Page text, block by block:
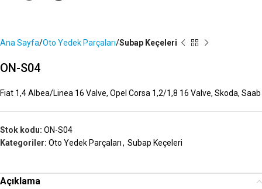
Ana Sayfa Oto Yedek Parçaları Subap Keçeleri
ON-S04
Fiat 1,4 Albea/Linea 16 Valve, Opel Corsa 1,2/1,8 16 Valve, Skoda, Saab
Stok kodu: ON-S04
Kategoriler: Oto Yedek Parçaları, Subap Keçeleri
Açıklama